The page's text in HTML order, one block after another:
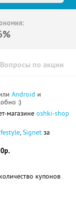
Вопросы по акции
Android и
:)
магазине oshki-shop
,Signet за
купонов